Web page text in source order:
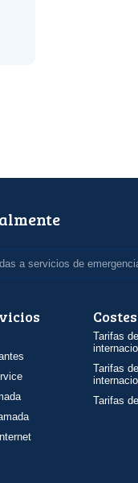
a servicios de
Costes
Tarifas
Tarifas
Tarifas